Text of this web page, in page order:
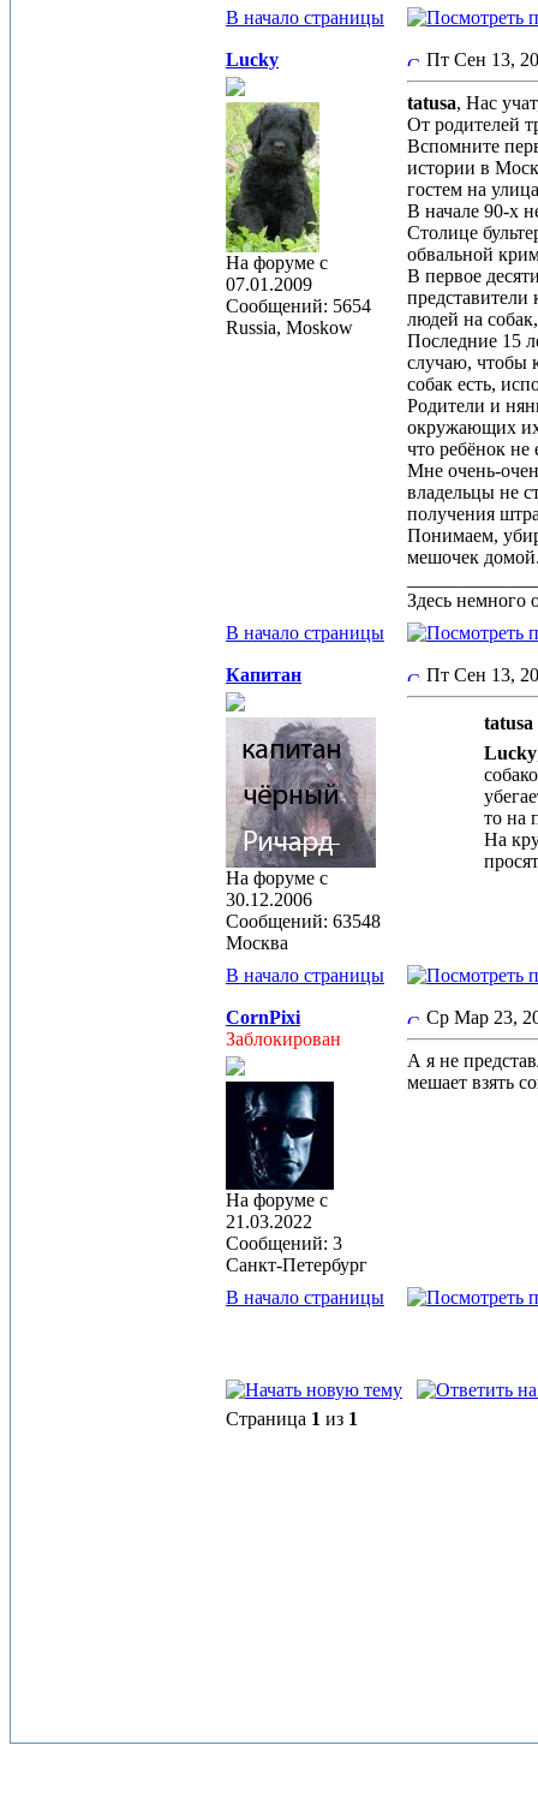
В начало страницы
Lucky
На форуме с
07.01.2009
Сообщений: 5654
Russia, Moskow
Пт Сен 13,
tatusa, Нас
От родителей
Вспомните
истории в
гостем на
В начале 90-х
Столице
обвальной
В первое
людей на
Последние 15
случаю, чтобы
собак есть,
Родители и
окружающих их
что ребёнок не
Мне очень-
владельцы не
получения
Понимаем,
мешочек
Здесь немного
В начало страницы
Капитан
На форуме с
30.12.2006
Сообщений: 63548
Москва
Пт Сен 13,
tatusa
Lucky
то на
На
В начало страницы
CornPixi
Заблокирован
На форуме с
21.03.2022
Сообщений: 3
Санкт-Петербург
Ср Мар 23,
А я не
мешает взять
В начало страницы
Страница 1 из 1